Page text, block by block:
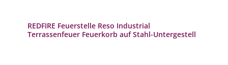
REDFIRE Feuerstelle Reso Industrial
Terrassenfeuer Feuerkorb auf Stahl-Untergestell